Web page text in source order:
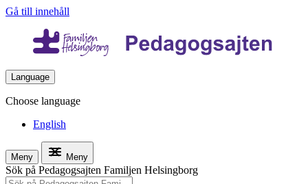
Gå till innehåll
Language
Choose language
English
Meny Meny
Sök på Pedagogsajten Familjen Helsingborg